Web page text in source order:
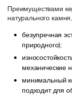
Преимуществами
натурального
безупречная
природного);
механические
минимальный
подходит для